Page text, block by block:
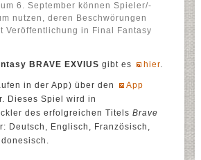
6. September können Spieler/-
nutzen, deren Beschwörungen
Veröffentlichung in Final Fantasy
BRAVE EXVIUS gibt es hier.
in der App) über den
App
Dieses Spiel wird in
des erfolgreichen Titels Brave
Deutsch, Englisch, Französisch,